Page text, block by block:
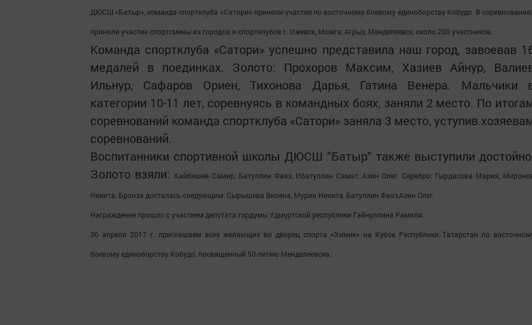
ДЮСШ «Батыр», команда спортклуба «Сатори» приняли участие по восточному боевому единоборству Кобудо . В
приняли участие спортсмены из городов и спортклубов г. Ижевск, Можга, Агрыз, Менделеевск, около 200 участников.
Команда спортклуба «Сатори» успешно представила наш город, завоевав
медалей в поединках. Золото: Прохоров Максим, Хазиев Айнур,
Ильнур, Сафаров Ориен, Тихонова Дарья, Гатина Венера. Мальчики
категории 10-11 лет, соревнуясь в командных боях, заняли 2 место. По
соревнований команда спортклуба «Сатори» заняла 3 место, уступив
соревнований.
Воспитанники спортивной школы ДЮСШ "Батыр" также выступили
Золото взяли: Кайбишев Самир, Батуллин Фаяз, Ибатуллин Самат, Азин Олег. Серебро: Гырдасова Мария,
Никита. Бронза досталась следующим: Сырышева Вилена, Мурин Никита, Батуллин Фаяз,Азин Олег.
Награждение прошло с участием депутата гордумы Удмуртской республики Гайнуллина Рамиля.
30 апреля 2017 г. приглашаем всех желающих во дворец спорта «Химик» на Кубок Республики Татарстан по
боевому единоборству Кобудо, посвященный 50-летию Менделеевска.